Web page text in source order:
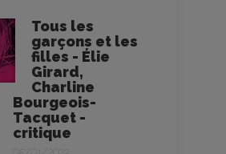
Tous les
garçons et les
filles - Élie
Girard,
Charline
Bourgeois-
Tacquet -
critique